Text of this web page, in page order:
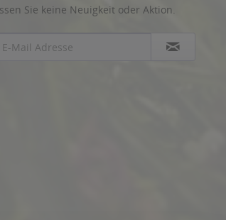
Sie keine Neuigkeit oder Aktion.